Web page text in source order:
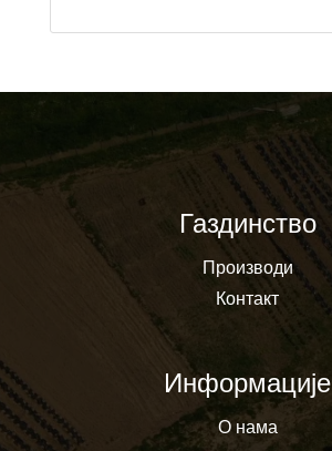
Газдинство
Производи
Контакт
Информације
О нама